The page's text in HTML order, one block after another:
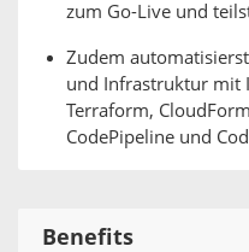
zum Go-Live und
Zudem
und Infrastruktur mit
Terraform,
CodePipeline und
Benefits